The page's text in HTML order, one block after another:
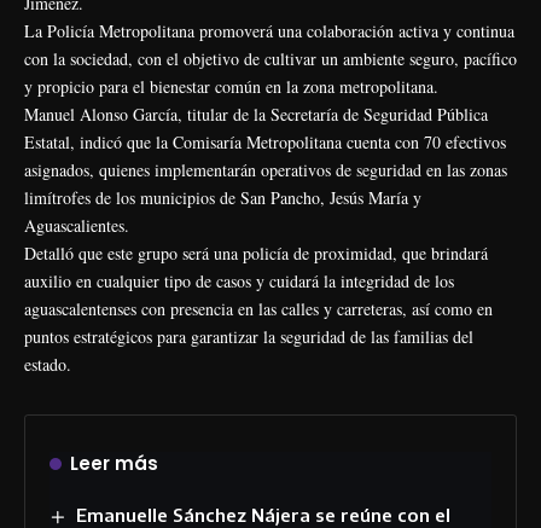
La Policía Metropolitana promoverá una colaboración activa y continua
con la sociedad, con el objetivo de cultivar un ambiente seguro, pacífico
y propicio para el bienestar común en la zona metropolitana.
Manuel Alonso García, titular de la Secretaría de Seguridad Pública
Estatal, indicó que la Comisaría Metropolitana cuenta con 70 efectivos
asignados, quienes implementarán operativos de seguridad en las zonas
limítrofes de los municipios de San Pancho, Jesús María y
Aguascalientes.
Detalló que este grupo será una policía de proximidad, que brindará
auxilio en cualquier tipo de casos y cuidará la integridad de los
aguascalentenses con presencia en las calles y carreteras, así como en
puntos estratégicos para garantizar la seguridad de las familias del
estado.
Leer más
Emanuelle Sánchez Nájera se reúne con el